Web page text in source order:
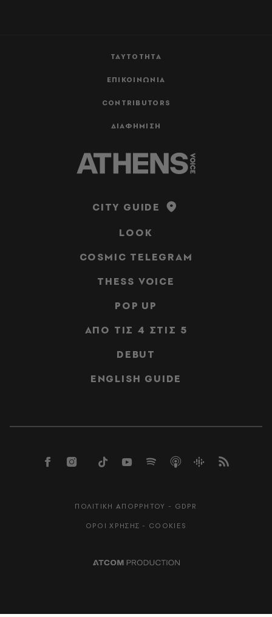
ΤΑΥΤΟΤΗΤΑ
ΕΠΙΚΟΙΝΩΝΙΑ
CONTRIBUTORS
ΔΙΑΦΗΜΙΣΗ
CITY GUIDE
LOOK
COSMIC TELEGRAM
THESS VOICE
POP UP
ΑΠΟ ΤΙΣ 4 ΣΤΙΣ 5
DEBUT
ENGLISH GUIDE
ΠΟΛΙΤΙΚΗ ΑΠΟΡΡΗΤΟΥ - GDPR
ΟΡΟΙ ΧΡΗΣΗΣ - COOKIES